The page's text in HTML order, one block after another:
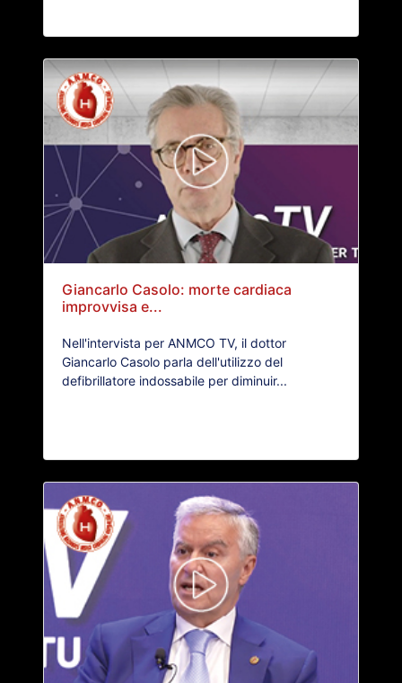
Giancarlo Casolo: morte cardiaca
improvvisa e...
Nell'intervista per ANMCO TV, il dottor
Giancarlo Casolo parla dell'utilizzo del
defibrillatore indossabile per diminuir...